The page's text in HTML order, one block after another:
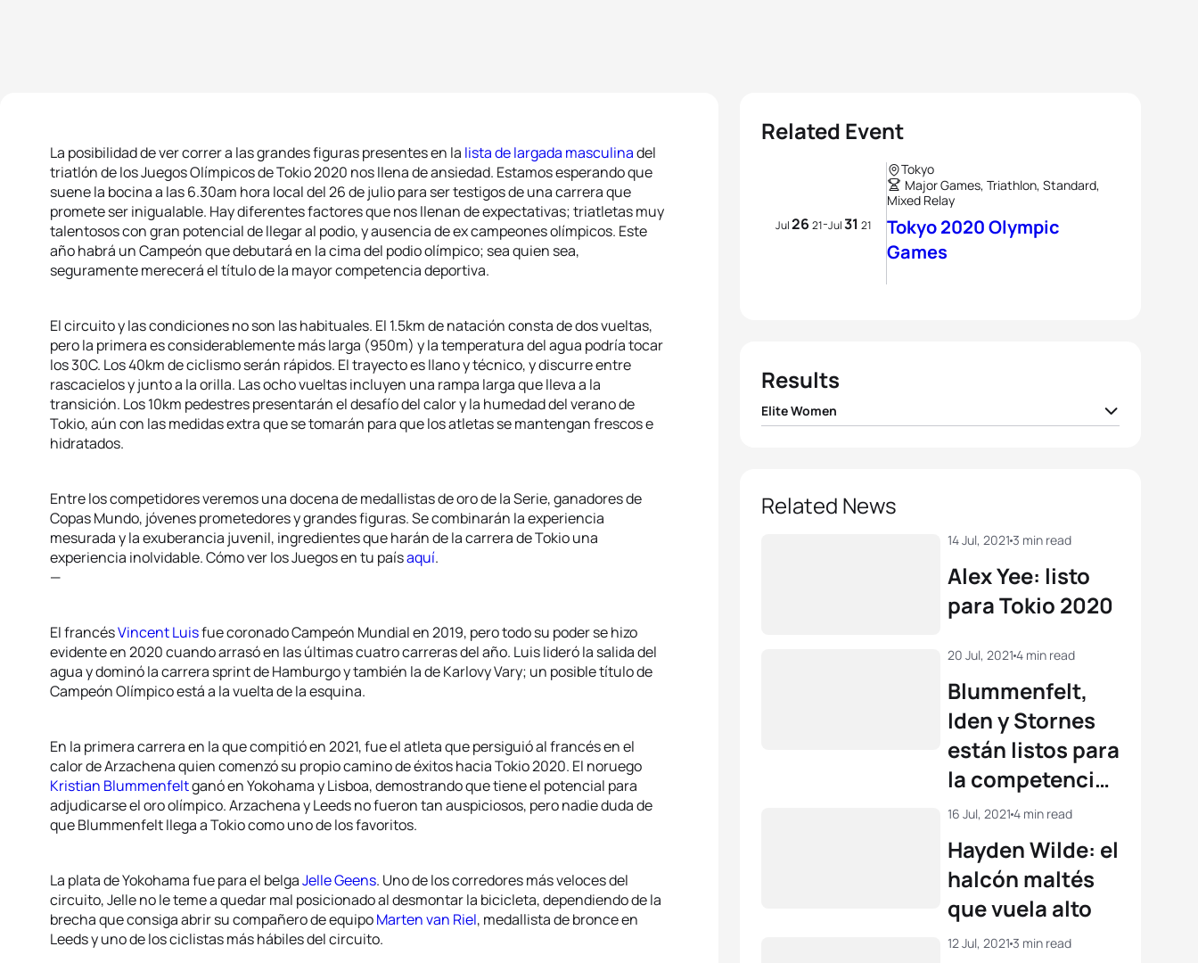
La posibilidad de ver correr a las grandes figuras presentes en la lista de largada masculinadel
triatlón de los Juegos Olímpicos de Tokio 2020 nos llena de ansiedad. Estamos esperando que
suene la bocina a las 6.30am hora local del 26 de julio para ser testigos de una carrera que
promete ser inigualable. Hay diferentes factores que nos llenan de expectativas; triatletas muy
talentosos con gran potencial de llegar al podio, y ausencia de ex campeones olímpicos. Este
año habrá un Campeón que debutará en la cima del podio olímpico; sea quien sea,
seguramente merecerá el título de la mayor competencia deportiva.
El circuito y las condiciones no son las habituales. El 1.5km de natación consta de dos vueltas,
pero la primera es considerablemente más larga (950m) y la temperatura del agua podría tocar
los 30C. Los 40km de ciclismo serán rápidos. El trayecto es llano y técnico, y discurre entre
rascacielos y junto a la orilla. Las ocho vueltas incluyen una rampa larga que lleva a la
transición. Los 10km pedestres presentarán el desafío del calor y la humedad del verano de
Tokio, aún con las medidas extra que se tomarán para que los atletas se mantengan frescos e
hidratados.
Entre los competidores veremos una docena de medallistas de oro de la Serie, ganadores de
Copas Mundo, jóvenes prometedores y grandes figuras. Se combinarán la experiencia
mesurada y la exuberancia juvenil, ingredientes que harán de la carrera de Tokio una
experiencia inolvidable. Cómo ver los Juegos en tu paísaquí.
—
El francésVincent Luisfue coronado Campeón Mundial en 2019, pero todo su poder se hizo
evidente en 2020 cuando arrasó en las últimas cuatro carreras del año. Luis lideró la salida del
agua y dominó la carrera sprint de Hamburgo y también la de Karlovy Vary; un posible título de
Campeón Olímpico está a la vuelta de la esquina.
En la primera carrera en la que compitió en 2021, fue el atleta que persiguió al francés en el
calor de Arzachena quien comenzó su propio camino de éxitos hacia Tokio 2020. El noruego
Kristian Blummenfeltganó en Yokohama y Lisboa, demostrando que tiene el potencial para
adjudicarse el oro olímpico. Arzachena y Leeds no fueron tan auspiciosos, pero nadie duda de
que Blummenfelt llega a Tokio como uno de los favoritos.
La plata de Yokohama fue para el belgaJelle Geens. Uno de los corredores más veloces del
circuito, Jelle no le teme a quedar mal posicionado al desmontar la bicicleta, dependiendo de la
brecha que consiga abrir su compañero de equipoMarten van Riel, medallista de bronce en
Leeds y uno de los ciclistas más hábiles del circuito.
Related Event
Jul26 21-Jul31 21
Tokyo
Major Games, Triathlon, Standard,
Mixed Relay
Tokyo 2020 Olympic
Games
Results
Elite Women
2Georgia Taylor-Brown
USA 01:57:03
NED 01:57:48
View full results
Related News
Alex Yee: listo
para Tokio 2020
14 Jul, 2021 3 min read
Blummenfelt,
Iden y Stornes
están listos para
la competencia
individual de
Tokio
20 Jul, 2021 4 min read
Hayden Wilde: el
halcón maltés
que vuela alto
16 Jul, 2021 4 min read
12 Jul, 2021 3 min read